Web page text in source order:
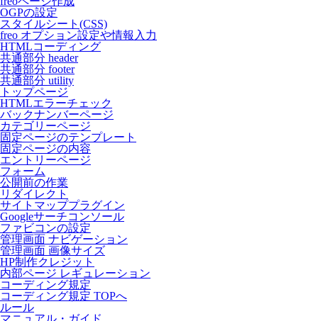
OGPの設定
スタイルシート(CSS)
freo オプション設定や情報入力
HTMLコーディング
共通部分 header
共通部分 footer
共通部分 utility
トップページ
HTMLエラーチェック
バックナンバーページ
カテゴリーページ
固定ページのテンプレート
固定ページの内容
エントリーページ
フォーム
公開前の作業
リダイレクト
サイトマッププラグイン
Googleサーチコンソール
ファビコンの設定
管理画面 ナビゲーション
管理画面 画像サイズ
HP制作クレジット
内部ページ レギュレーション
コーディング規定
コーディング規定 TOPへ
ルール